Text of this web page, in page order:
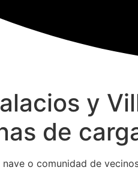
y
de
o comunidad de